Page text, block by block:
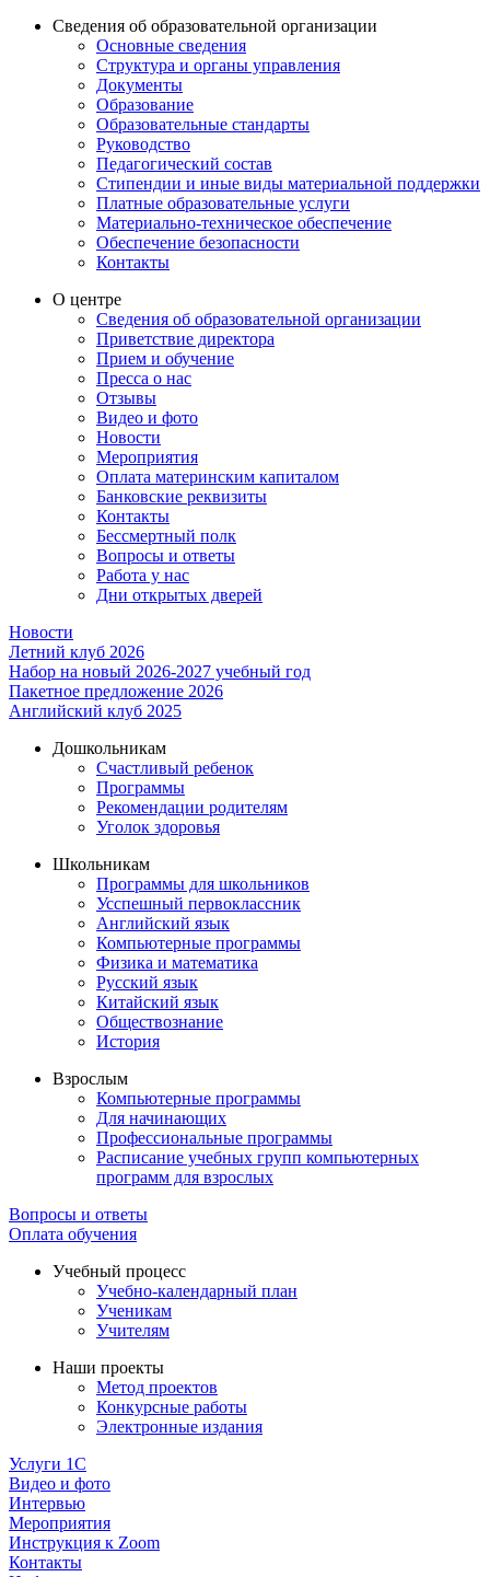
Сведения об образовательной организации
Основные сведения
Структура и органы управления
Документы
Образование
Образовательные стандарты
Руководство
Педагогический состав
Стипендии и иные виды материальной поддержки
Платные образовательные услуги
Материально-техническое обеспечение
Обеспечение безопасности
Контакты
О центре
Сведения об образовательной организации
Приветствие директора
Прием и обучение
Пресса о нас
Отзывы
Видео и фото
Новости
Мероприятия
Оплата материнским капиталом
Банковские реквизиты
Контакты
Бессмертный полк
Вопросы и ответы
Работа у нас
Дни открытых дверей
Новости
Летний клуб 2026
Набор на новый 2026-2027 учебный год
Пакетное предложение 2026
Английский клуб 2025
Дошкольникам
Счастливый ребенок
Программы
Рекомендации родителям
Уголок здоровья
Школьникам
Программы для школьников
Усспешный первоклассник
Английский язык
Компьютерные программы
Физика и математика
Русский язык
Китайский язык
Обществознание
История
Взрослым
Компьютерные программы
Для начинающих
Профессиональные программы
Расписание учебных групп компьютерных
программ для взрослых
Вопросы и ответы
Оплата обучения
Учебный процесс
Учебно-календарный план
Ученикам
Учителям
Наши проекты
Метод проектов
Конкурсные работы
Электронные издания
Услуги 1C
Видео и фото
Интервью
Мероприятия
Инструкция к Zoom
Контакты